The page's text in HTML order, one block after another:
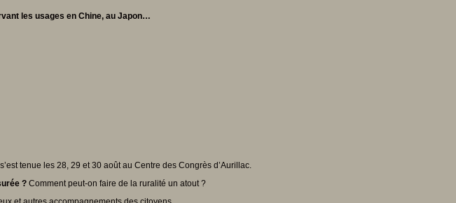
les usages en Chine, au Japon…
tenue les 28, 29 et 30 août au Centre des Congrès d’Aurillac.
? Comment peut-on faire de la ruralité un atout ?